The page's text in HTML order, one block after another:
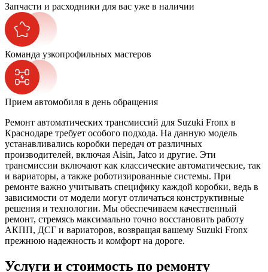
Запчасти и расходники для вас уже в наличии
Команда узкопрофильных мастеров
Прием автомобиля в день обращения
Ремонт автоматических трансмиссий для Suzuki Fronx в
Краснодаре требует особого подхода. На данную модель
устанавливались коробки передач от различных
производителей, включая Aisin, Jatco и другие. Эти
трансмиссии включают как классические автоматические, так
и вариаторы, а также роботизированные системы. При
ремонте важно учитывать специфику каждой коробки, ведь в
зависимости от модели могут отличаться конструктивные
решения и технологии. Мы обеспечиваем качественный
ремонт, стремясь максимально точно восстановить работу
АКПП, ДСГ и вариаторов, возвращая вашему Suzuki Fronx
прежнюю надежность и комфорт на дороге.
Услуги и стоимость по ремонту